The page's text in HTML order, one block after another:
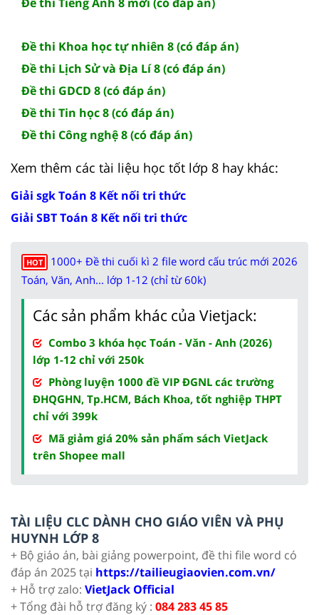
Đề thi Khoa học tự nhiên 8 (có đáp án)
Đề thi Lịch Sử và Địa Lí 8 (có đáp án)
Đề thi GDCD 8 (có đáp án)
Đề thi Tin học 8 (có đáp án)
Đề thi Công nghệ 8 (có đáp án)
Xem thêm các tài liệu học tốt lớp 8 hay khác:
Giải sgk Toán 8 Kết nối tri thức
Giải SBT Toán 8 Kết nối tri thức
HOT
1000+ Đề thi cuối kì 2 file word cấu trúc mới 2026
Toán, Văn, Anh... lớp 1-12 (chỉ từ 60k)
Các sản phẩm khác của Vietjack:
Combo 3 khóa học Toán - Văn - Anh (2026)
lớp 1-12 chỉ với 250k
Phòng luyện 1000 đề VIP ĐGNL các trường
ĐHQGHN, Tp.HCM, Bách Khoa, tốt nghiệp THPT
chỉ với 399k
Mã giảm giá 20% sản phẩm sách VietJack
trên Shopee mall
TÀI LIỆU CLC DÀNH CHO GIÁO VIÊN VÀ PHỤ
HUYNH LỚP 8
+ Bộ giáo án, bài giảng powerpoint, đề thi file word có
đáp án 2025 tại https://tailieugiaovien.com.vn/
+ Hỗ trợ zalo: VietJack Official
+ Tổng đài hỗ trợ đăng ký : 084 283 45 85